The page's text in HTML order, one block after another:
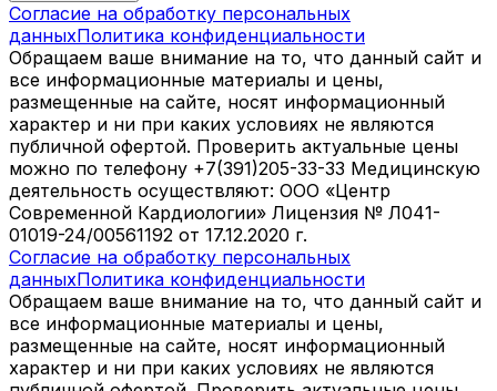
Согласие на обработку персональных
данныхПолитика конфиденциальности
Обращаем ваше внимание на то, что данный сайт и
все информационные материалы и цены,
размещенные на сайте, носят информационный
характер и ни при каких условиях не являются
публичной офертой. Проверить актуальные цены
можно по телефону +7(391)205-33-33 Медицинскую
деятельность осуществляют: ООО «Центр
Современной Кардиологии» Лицензия № Л041-
01019-24/00561192 от 17.12.2020 г.
Согласие на обработку персональных
данныхПолитика конфиденциальности
Обращаем ваше внимание на то, что данный сайт и
все информационные материалы и цены,
размещенные на сайте, носят информационный
характер и ни при каких условиях не являются